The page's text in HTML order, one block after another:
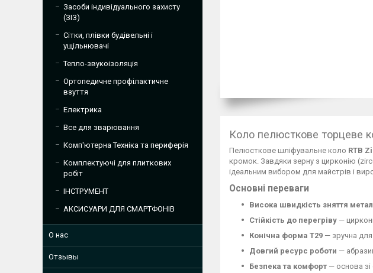
Коло пелюсткове торцеве
Пелюсткове шліфувальне коло RTB
кромок. Завдяки зерну з цирконію
ідеальним вибором для майстрів і
Основні переваги
Висока швидкість зняття
Стійкість до перегріву —
Конічна форма T29 — зручна
Довгий ресурс роботи —
Безпека та комфорт — основа зі
Засоби індивідуального захисту
(ЗІЗ)
Сітки, плівки будівельні і
ущільнювачі
Тепло-звукоізоляція
Ортопедичне профілактичне
взуття
Електрика
Все для зварювання
Комп'ютерна Техніка та периферія
Комплектуючі для плиткових
робіт
ІНСТРУМЕНТ
АКСИСУАРИ ДЛЯ СМАРТФОНІВ
О нас
Отзывы